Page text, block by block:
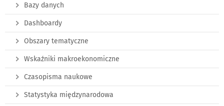
Bazy danych
Dashboardy
Obszary tematyczne
Wskaźniki makroekonomiczne
Czasopisma naukowe
Statystyka międzynarodowa